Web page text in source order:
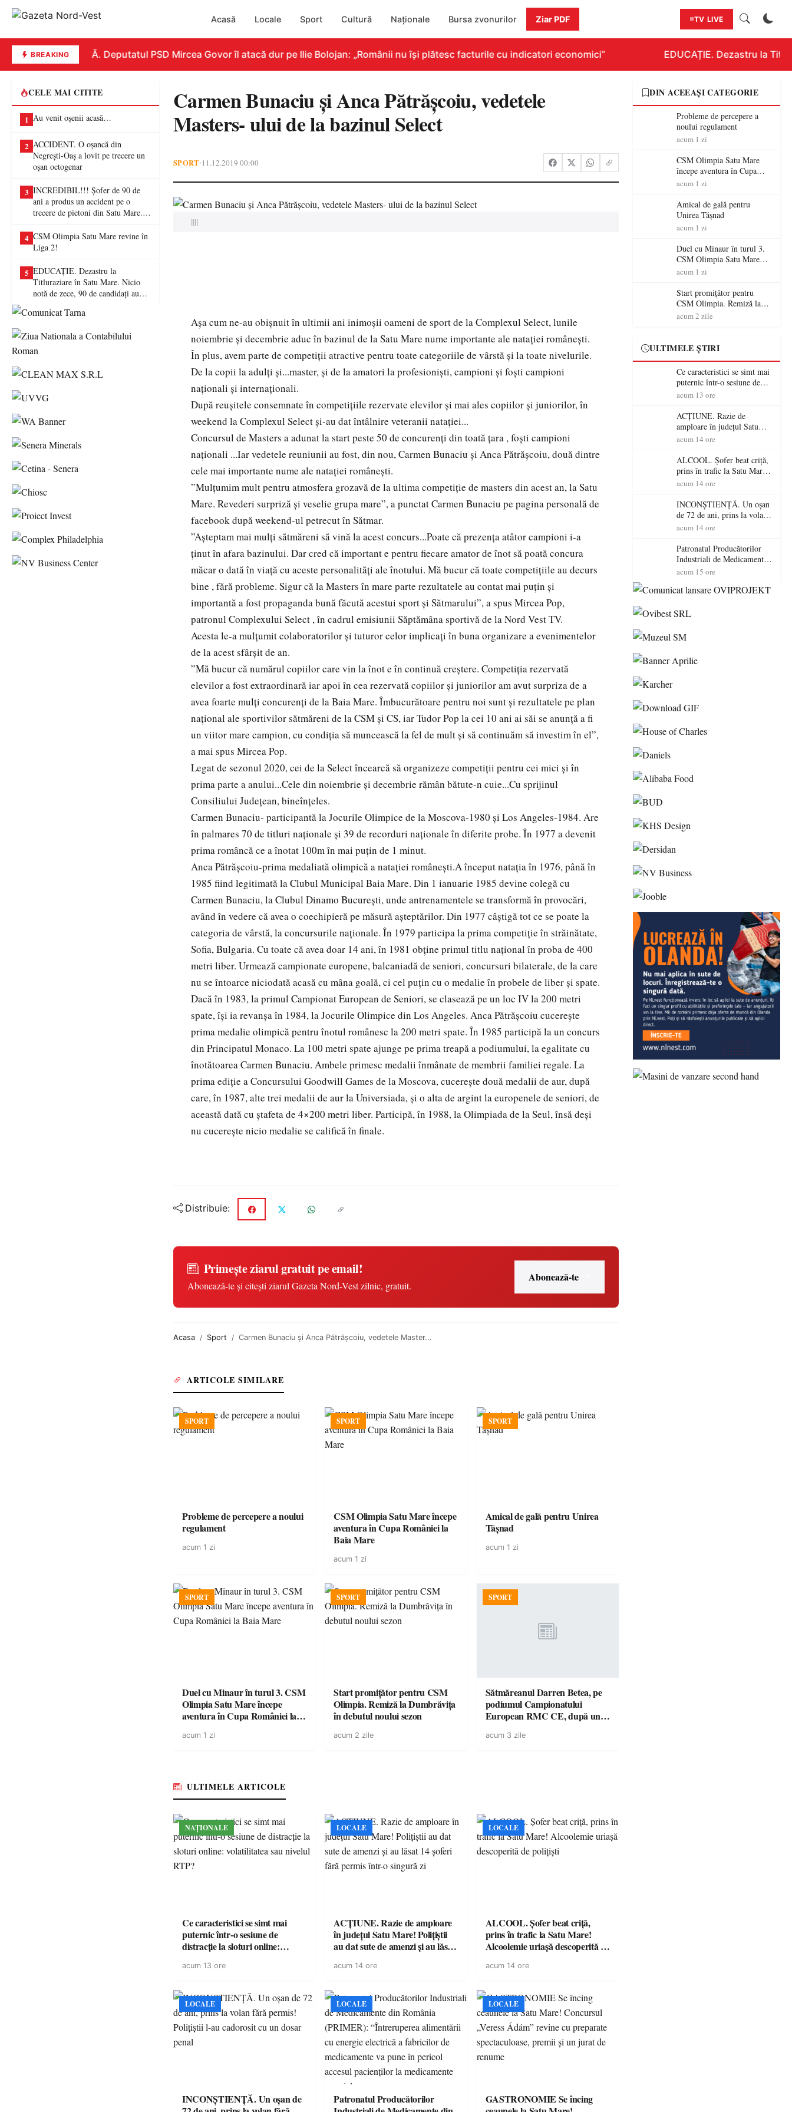
Acasă Locale Sport Cultură Naționale Bursa zvonurilor Ziar PDF TV LIVE
BREAKINGREPLICĂ. Deputatul PSD Mircea Govor îl atacă dur pe Ilie Bolojan: „Românii nu își plătesc facturile cu indicatori economici” EDUCAȚIE. Dezastru la
CELE MAI CITITE
1 Au venit oșenii acasă…
2 ACCIDENT. O oșancă din
Negrești-Oaș a lovit pe trecere un
oșan octogenar
3 INCREDIBIL!!! Șofer de 90 de
ani a produs un accident pe o
trecere de pietoni din Satu Mare. O
4 CSM Olimpia Satu Mare revine în
Liga 2!
5 EDUCAȚIE. Dezastru la
Titluraziare în Satu Mare. Nicio
notă de zece, 90 de candidați au
Carmen Bunaciu și Anca Pătrășcoiu, vedetele
Masters- ului de la bazinul Select
SPORT•11.12.2019 00:00
||||
Așa cum ne-au obișnuit în ultimii ani inimoșii oameni de sport de la Complexul Select, lunile
noiembrie și decembrie aduc în bazinul de la Satu Mare nume importante ale natației românești.
În plus, avem parte de competiții atractive pentru toate categoriile de vârstă și la toate nivelurile.
De la copii la adulți și...master, și de la amatori la profesioniști, campioni și foști campioni
naționali și internaționali.
După reușitele consemnate în competițiile rezervate elevilor și mai ales copiilor și juniorilor, în
weekend la Complexul Select și-au dat întâlnire veteranii natației...
Concursul de Masters a adunat la start peste 50 de concurenți din toată țara , foști campioni
naționali ...Iar vedetele reuniunii au fost, din nou, Carmen Bunaciu și Anca Pătrășcoiu, două dintre
cele mai importante nume ale natației românești.
”Mulțumim mult pentru atmosfera grozavă de la ultima competiție de masters din acest an, la Satu
Mare. Revederi surpriză și veselie grupa mare”, a punctat Carmen Bunaciu pe pagina personală de
facebook după weekend-ul petrecut în Sătmar.
”Așteptam mai mulți sătmăreni să vină la acest concurs...Poate că prezența atâtor campioni i-a
ținut în afara bazinului. Dar cred că important e pentru fiecare amator de înot să poată concura
măcar o dată în viață cu aceste personalități ale înotului. Mă bucur că toate competițiile au decurs
bine , fără probleme. Sigur că la Masters în mare parte rezultatele au contat mai puțin și
importantă a fost propaganda bună făcută acestui sport și Sătmarului”, a spus Mircea Pop,
patronul Complexului Select , în cadrul emisiunii Săptămâna sportivă de la Nord Vest TV.
Acesta le-a mulțumit colaboratorilor și tuturor celor implicați în buna organizare a evenimentelor
de la acest sfârșit de an.
”Mă bucur că numărul copiilor care vin la înot e în continuă creștere. Competiția rezervată
elevilor a fost extraordinară iar apoi în cea rezervată copiilor și juniorilor am avut surpriza de a
avea foarte mulți concurenți de la Baia Mare. Îmbucurătoare pentru noi sunt și rezultatele pe plan
național ale sportivilor sătmăreni de la CSM și CS, iar Tudor Pop la cei 10 ani ai săi se anunță a fi
un viitor mare campion, cu condiția să muncească la fel de mult și să continuăm să investim în el”,
a mai spus Mircea Pop.
Legat de sezonul 2020, cei de la Select încearcă să organizeze competiții pentru cei mici și în
prima parte a anului...Cele din noiembrie și decembrie rămân bătute-n cuie...Cu sprijinul
Consiliului Județean, bineînțeles.
Carmen Bunaciu- participantă la Jocurile Olimpice de la Moscova-1980 și Los Angeles-1984. Are
în palmares 70 de titluri naționale și 39 de recorduri naționale în diferite probe. În 1977 a devenit
prima româncă ce a înotat 100m în mai puțin de 1 minut.
Anca Pătrășcoiu-prima medaliată olimpică a nataţiei româneşti.A început nataţia în 1976, până în
1985 fiind legitimată la Clubul Municipal Baia Mare. Din 1 ianuarie 1985 devine colegă cu
Carmen Bunaciu, la Clubul Dinamo Bucureşti, unde antrenamentele se transformă în provocări,
având în vedere că avea o coechipieră pe măsură aşteptărilor. Din 1977 câştigă tot ce se poate la
categoria de vârstă, la concursurile naţionale. În 1979 participa la prima competiţie în străinătate,
Sofia, Bulgaria. Cu toate că avea doar 14 ani, în 1981 obţine primul titlu naţional în proba de 400
metri liber. Urmează campionate europene, balcaniadă de seniori, concursuri bilaterale, de la care
nu se întoarce niciodată acasă cu mâna goală, ci cel puţin cu o medalie în probele de liber şi spate.
Dacă în 1983, la primul Campionat European de Seniori, se clasează pe un loc IV la 200 metri
spate, îşi ia revanşa în 1984, la Jocurile Olimpice din Los Angeles. Anca Pătrășcoiu cucereşte
prima medalie olimpică pentru înotul românesc la 200 metri spate. În 1985 participă la un concurs
din Principatul Monaco. La 100 metri spate ajunge pe prima treapă a podiumului, la egalitate cu
înotătoarea Carmen Bunaciu. Ambele primesc medalii înmânate de membrii familiei regale. La
prima ediţie a Concursului Goodwill Games de la Moscova, cucereşte două medalii de aur, după
care, în 1987, alte trei medalii de aur la Universiada, şi o alta de argint la europenele de seniori, de
această dată cu ştafeta de 4×200 metri liber. Participă, în 1988, la Olimpiada de la Seul, însă deşi
nu cucereşte nicio medalie se califică în finale.
Distribuie:
Primește ziarul gratuit pe email!
Abonează-te și citești ziarul Gazeta Nord-Vest zilnic, gratuit.
Abonează-te
Acasa Sport Carmen Bunaciu și Anca Pătrășcoiu, vedetele Master...
ARTICOLE SIMILARE
SPORT
Probleme de percepere a noului
regulament
acum 1 zi
SPORT
CSM Olimpia Satu Mare începe
aventura în Cupa României la
Baia Mare
acum 1 zi
SPORT
Amical de gală pentru Unirea
Tășnad
acum 1 zi
SPORT
Duel cu Minaur în turul 3. CSM
Olimpia Satu Mare începe
aventura în Cupa României la
acum 1 zi
SPORT
Start promițător pentru CSM
Olimpia. Remiză la Dumbrăvița
în debutul noului sezon
acum 2 zile
SPORT
Sătmăreanul Darren Betea, pe
podiumul Campionatului
European RMC CE, după un
Räikkönen
acum 3 zile
ULTIMELE ARTICOLE
NAȚIONALE
Ce caracteristici se simt mai
puternic într-o sesiune de
distracție la sloturi online:
acum 13 ore
LOCALE
ACȚIUNE. Razie de amploare
în județul Satu Mare! Polițiștii
au dat sute de amenzi și au lăsat
singură zi
acum 14 ore
LOCALE
ALCOOL. Șofer beat criță,
prins în trafic la Satu Mare!
Alcoolemie uriașă descoperită de
acum 14 ore
LOCALE
INCONȘTIENȚĂ. Un oșan de
LOCALE
Patronatul Producătorilor
LOCALE
GASTRONOMIE Se încing
DIN ACEEAȘI CATEGORIE
Probleme de percepere a
noului regulament
acum 1 zi
CSM Olimpia Satu Mare
începe aventura în Cupa
României la Baia Mare
acum 1 zi
Amical de gală pentru
Unirea Tășnad
acum 1 zi
Duel cu Minaur în turul 3.
CSM Olimpia Satu Mare
începe aventura în Cupa
acum 1 zi
Start promițător pentru
CSM Olimpia. Remiză la
Dumbrăvița în debutul
acum 2 zile
ULTIMELE ȘTIRI
Ce caracteristici se simt mai
puternic într-o sesiune de
distracție la sloturi online:
RTP?
acum 13 ore
ACȚIUNE. Razie de
amploare în județul Satu
Mare! Polițiștii au dat sute
șoferi fără permis într-o
singură zi
acum 14 ore
ALCOOL. Șofer beat criță,
prins în trafic la Satu Mare!
Alcoolemie uriașă
acum 14 ore
INCONȘTIENȚĂ. Un oșan
de 72 de ani, prins la volan
fără permis! Polițiștii l-au
acum 14 ore
Patronatul Producătorilor
Industriali de Medicamente
din România (PRIMER):
energie electrică a fabricilor
pericol accesul pacienților la
acum 15 ore